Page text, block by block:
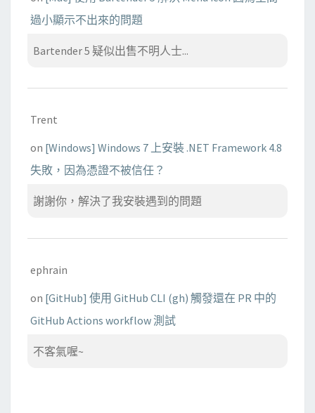
過小顯示不出來的問題
Bartender 5 疑似出售不明人士...
Trent
on [Windows] Windows 7 上安裝 .NET Framework 4.8
失敗，因為憑證不被信任？
謝謝你，解決了我安裝遇到的問題
ephrain
on [GitHub] 使用 GitHub CLI (gh) 觸發還在 PR 中的
GitHub Actions workflow 測試
不客氣喔~